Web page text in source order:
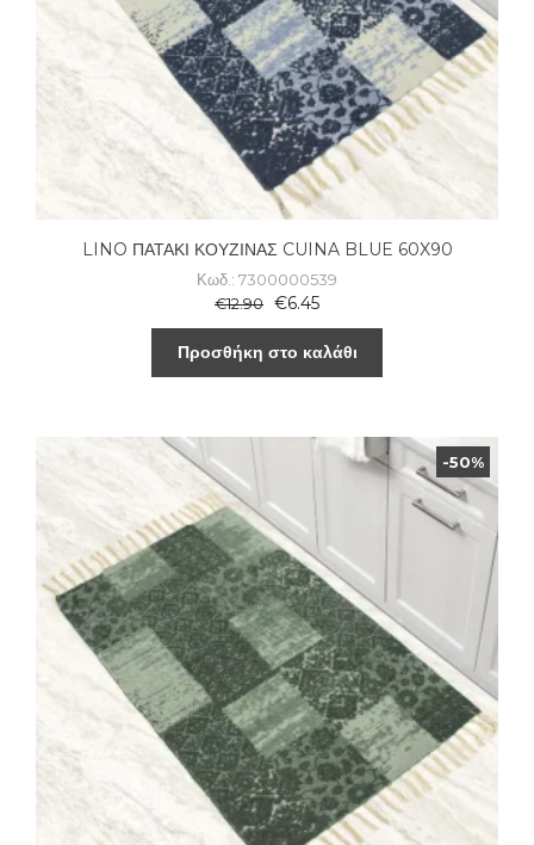
LINO ΠΑΤΑΚΙ ΚΟΥΖΙΝΑΣ CUINA BLUE 60X90
Κωδ.: 7300000539
€12.90 €6.45
Προσθήκη στο καλάθι
-50%